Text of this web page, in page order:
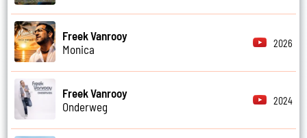
Freek Vanrooy
Monica
2026
Freek Vanrooy
Onderweg
2024